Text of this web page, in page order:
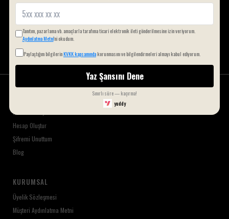
Kayıt Ol
Hesabım Sayfası
Hesap Oluştur
Şifremi Unuttum
Blog
KURUMSAL
Üyelik Sözleşmesi
Müşteri Aydınlatma Metni
Tanıtım, pazarlama vb. amaçlarla tarafıma ticari elektronik ileti gönderilmesine izin veriyorum.
Aydınlatma Metni'ni okudum.
Paylaştığım bilgilerinKVKK kapsamındakorunmasını ve bilgilendirmeleri almayı kabul ediyorum.
Yaz Şansını Dene
Sınırlı süre — kaçırma!
yuddy